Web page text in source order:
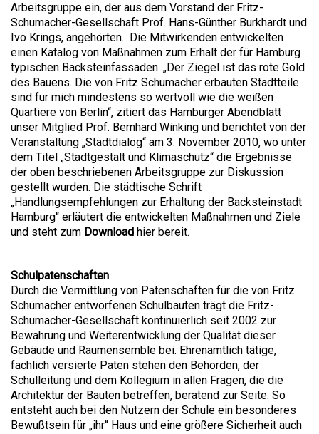
Arbeitsgruppe ein, der aus dem Vorstand der Fritz-
Schumacher-Gesellschaft Prof. Hans-Günther Burkhardt und
Ivo Krings, angehörten. Die Mitwirkenden entwickelten
einen Katalog von Maßnahmen zum Erhalt der für Hamburg
typischen Backsteinfassaden. „Der Ziegel ist das rote Gold
des Bauens. Die von Fritz Schumacher erbauten Stadtteile
sind für mich mindestens so wertvoll wie die weißen
Quartiere von Berlin“, zitiert das Hamburger Abendblatt
unser Mitglied Prof. Bernhard Winking und berichtet von der
Veranstaltung „Stadtdialog“ am 3. November 2010, wo unter
dem Titel „Stadtgestalt und Klimaschutz“ die Ergebnisse
der oben beschriebenen Arbeitsgruppe zur Diskussion
gestellt wurden. Die städtische Schrift
„Handlungsempfehlungen zur Erhaltung der Backsteinstadt
Hamburg“ erläutert die entwickelten Maßnahmen und Ziele
und steht zum Download hier bereit.
Schulpatenschaften
Durch die Vermittlung von Patenschaften für die von Fritz
Schumacher entworfenen Schulbauten trägt die Fritz-
Schumacher-Gesellschaft kontinuierlich seit 2002 zur
Bewahrung und Weiterentwicklung der Qualität dieser
Gebäude und Raumensemble bei. Ehrenamtlich tätige,
fachlich versierte Paten stehen den Behörden, der
Schulleitung und dem Kollegium in allen Fragen, die die
Architektur der Bauten betreffen, beratend zur Seite. So
entsteht auch bei den Nutzern der Schule ein besonderes
Bewußtsein für „ihr“ Haus und eine größere Sicherheit auch